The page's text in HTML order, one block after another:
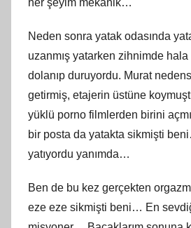
Neden sonra yatak odasında
uzanmış yatarken zihnimde hala
dolanıp duruyordu. Murat
getirmiş, etajerin üstüne
yüklü porno filmlerden birini
bir posta da yatakta sikmişti
yatıyordu yanımda…
Ben de bu kez gerçekten
eze eze sikmişti beni… En